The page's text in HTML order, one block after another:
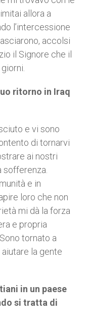
allora a
l’intercessione
accolsi
il Signore che il
ritorno in Iraq
e vi sono
di tornarvi
ai nostri
e in
loro che non
mi dà la forza
e propria
tornato a
la gente
in un paese
si tratta di